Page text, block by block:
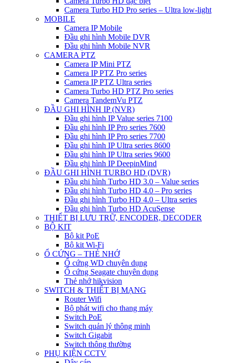
Camera Turbo HD Pro series – Ultra low-light
MOBILE
Camera IP Mobile
Đầu ghi hình Mobile DVR
Đầu ghi hình Mobile NVR
CAMERA PTZ
Camera IP Mini PTZ
Camera IP PTZ Pro series
Camera IP PTZ Ultra series
Camera Turbo HD PTZ Pro series
Camera TandemVu PTZ
ĐẦU GHI HÌNH IP (NVR)
Đầu ghi hình IP Value series 7100
Đầu ghi hình IP Pro series 7600
Đầu ghi hình IP Pro series 7700
Đầu ghi hình IP Ultra series 8600
Đầu ghi hình IP Ultra series 9600
Đầu ghi hình IP DeepinMind
ĐẦU GHI HÌNH TURBO HD (DVR)
Đầu ghi hình Turbo HD 3.0 – Value series
Đầu ghi hình Turbo HD 4.0 – Pro series
Đầu ghi hình Turbo HD 4.0 – Ultra series
Đầu ghi hình Turbo HD AcuSense
THIẾT BỊ LƯU TRỮ, ENCODER, DECODER
BỘ KIT
Bộ kit PoE
Bộ kit Wi-Fi
Ổ CỨNG – THẺ NHỚ
Ổ cứng WD chuyên dụng
Ổ cứng Seagate chuyên dụng
Thẻ nhớ hikvision
SWITCH & THIẾT BỊ MẠNG
Router Wifi
Bộ phát wifi cho thang máy
Switch PoE
Switch quản lý thông minh
Switch Gigabit
Switch thông thường
PHỤ KIỆN CCTV